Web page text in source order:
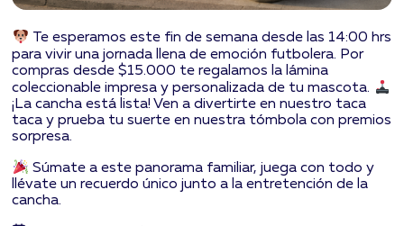
Te esperamos este fin de semana desde las 14:00 hrs
para vivir una jornada llena de emoción futbolera. Por
compras desde $15.000 te regalamos la lámina
coleccionable impresa y personalizada de tu mascota.
¡La cancha está lista! Ven a divertirte en nuestro taca
taca y prueba tu suerte en nuestra tómbola con premios
sorpresa.
Súmate a este panorama familiar, juega con todo y
llévate un recuerdo único junto a la entretención de la
cancha.